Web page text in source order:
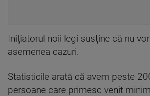
Iniţiatorul noii legi susţine că nu
asemenea cazuri.
Statisticile arată că avem peste
persoane care primesc venit